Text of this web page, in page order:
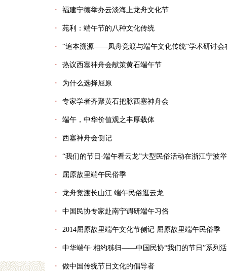
· 福建宁德举办云淡海上龙舟文化节
· 苑利：端午节的八种文化传统
· “追本溯源——凤舟竞渡与端午文化传统”学术研讨会
· 热议西塞神舟会献策黄石端午节
· 为什么选择屈原
· 专家学者齐聚黄石把脉西塞神舟会
· 端午，中华价值观之丰厚载体
· 西塞神舟会侧记
· “我们的节日·端午看云龙”大型民俗活动在浙江宁波
· 屈原故里端午民俗季
· 龙舟竞渡长山江 端午民俗逛云龙
· 中国民协专家赴南宁调研端午习俗
· 2014屈原故里端午文化节侧记 屈原故里端午民俗季
· 中华端午·相约秭归——中国民协“我们的节日”系列
· 做中国传统节日文化的倡导者